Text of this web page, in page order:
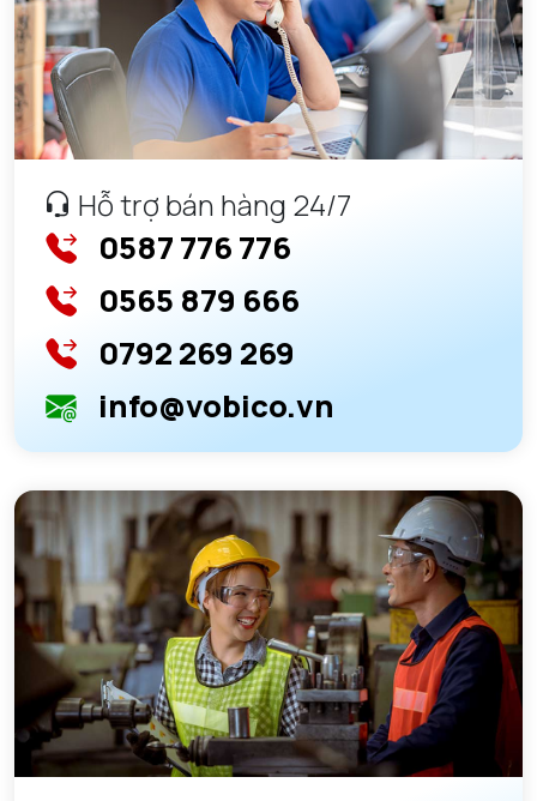
Hỗ trợ bán hàng 24/7
0587 776 776
0565 879 666
0792 269 269
info@vobico.vn